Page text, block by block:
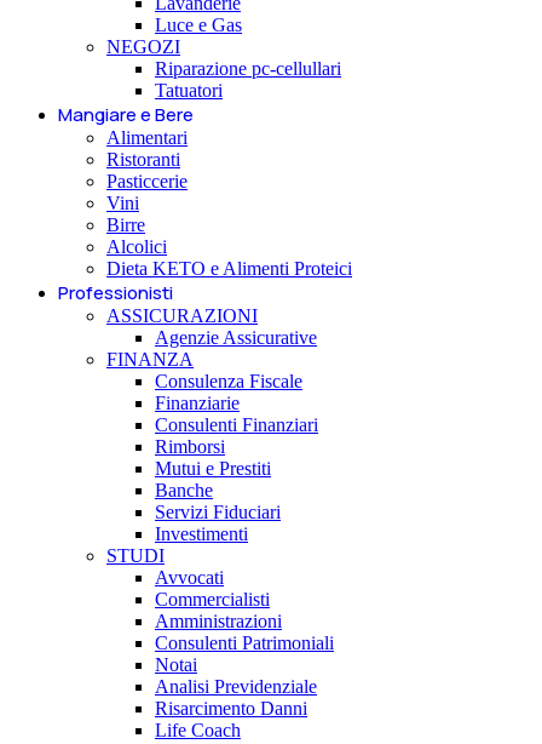
Luce e Gas
NEGOZI
Riparazione pc-cellullari
Tatuatori
Mangiare e Bere
Alimentari
Ristoranti
Pasticcerie
Vini
Birre
Alcolici
Dieta KETO e Alimenti Proteici
Professionisti
ASSICURAZIONI
Agenzie Assicurative
FINANZA
Consulenza Fiscale
Finanziarie
Consulenti Finanziari
Rimborsi
Mutui e Prestiti
Banche
Servizi Fiduciari
Investimenti
STUDI
Avvocati
Commercialisti
Amministrazioni
Consulenti Patrimoniali
Notai
Analisi Previdenziale
Risarcimento Danni
Life Coach